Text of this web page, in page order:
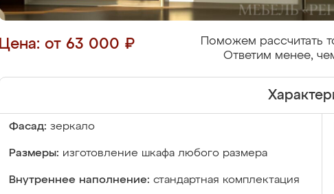
Цена: от 63 000 ₽
Поможем рассчитать
Ответим менее,
Фасад: зеркало
Размеры: изготовление шкафа любого размера
Внутреннее наполнение: стандартная комплектация